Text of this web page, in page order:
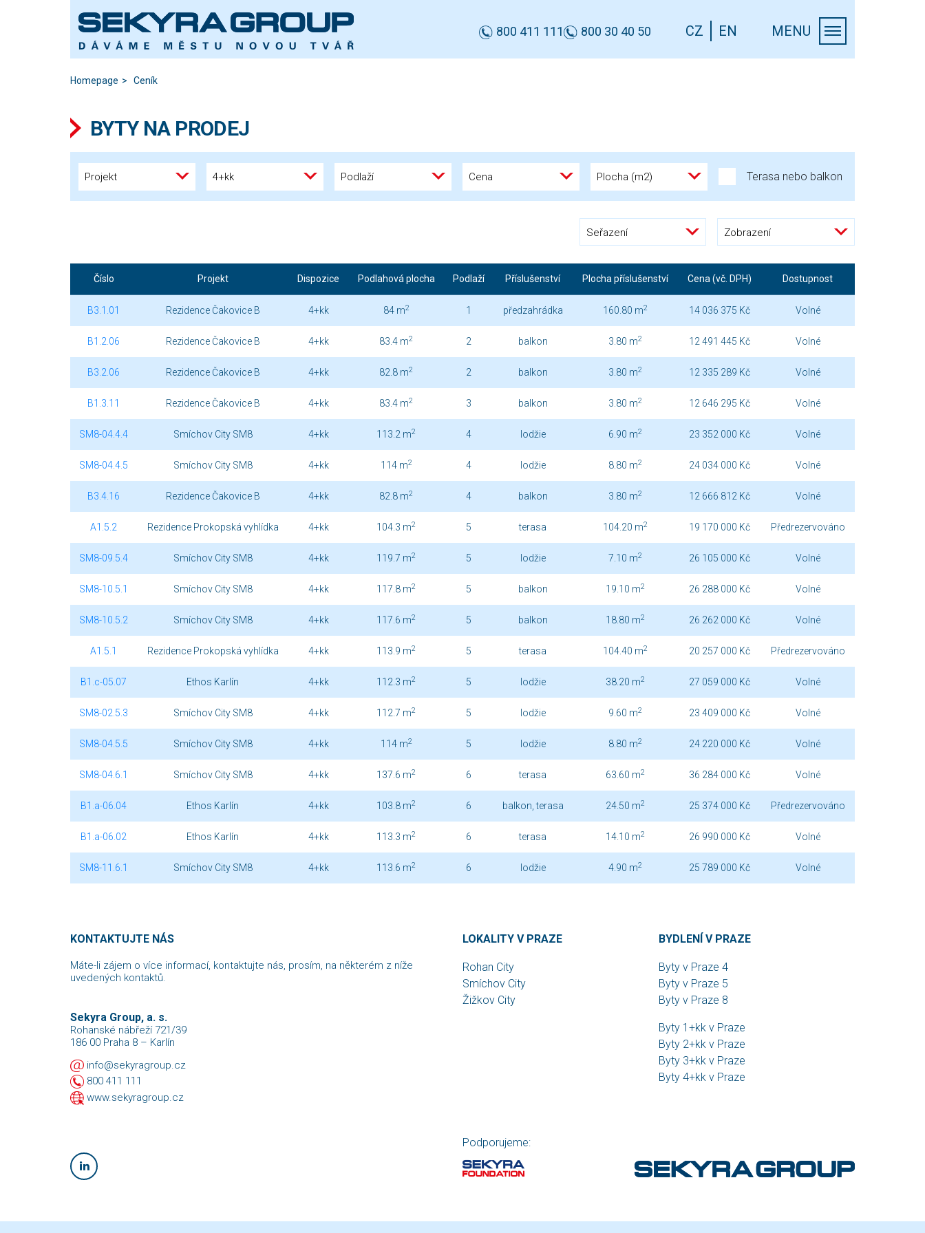
800 411 111 800 30 40 50 CZ EN MENU
Homepage Ceník
BYTY NA PRODEJ
Projekt 4+kk Podlaží Cena Plocha (m2) Terasa nebo balkon
Seřazení Zobrazení
Číslo Projekt Dispozice Podlahová plocha Podlaží Příslušenství Plocha příslušenství Cena (vč. DPH) Dostupnost
B3.1.01 Rezidence Čakovice B 4+kk 84 m2 1 předzahrádka 160.80 m2 14 036 375 Kč Volné
B1.2.06 Rezidence Čakovice B 4+kk 83.4 m2 2 balkon 3.80 m2 12 491 445 Kč Volné
B3.2.06 Rezidence Čakovice B 4+kk 82.8 m2 2 balkon 3.80 m2 12 335 289 Kč Volné
B1.3.11 Rezidence Čakovice B 4+kk 83.4 m2 3 balkon 3.80 m2 12 646 295 Kč Volné
SM8-04.4.4 Smíchov City SM8 4+kk 113.2 m2 4 lodžie 6.90 m2 23 352 000 Kč Volné
SM8-04.4.5 Smíchov City SM8 4+kk 114 m2 4 lodžie 8.80 m2 24 034 000 Kč Volné
B3.4.16 Rezidence Čakovice B 4+kk 82.8 m2 4 balkon 3.80 m2 12 666 812 Kč Volné
A1.5.2 Rezidence Prokopská vyhlídka 4+kk 104.3 m2 5 terasa 104.20 m2 19 170 000 Kč Předrezervováno
SM8-09.5.4 Smíchov City SM8 4+kk 119.7 m2 5 lodžie 7.10 m2 26 105 000 Kč Volné
SM8-10.5.1 Smíchov City SM8 4+kk 117.8 m2 5 balkon 19.10 m2 26 288 000 Kč Volné
SM8-10.5.2 Smíchov City SM8 4+kk 117.6 m2 5 balkon 18.80 m2 26 262 000 Kč Volné
A1.5.1 Rezidence Prokopská vyhlídka 4+kk 113.9 m2 5 terasa 104.40 m2 20 257 000 Kč Předrezervováno
B1.c-05.07 Ethos Karlín 4+kk 112.3 m2 5 lodžie 38.20 m2 27 059 000 Kč Volné
SM8-02.5.3 Smíchov City SM8 4+kk 112.7 m2 5 lodžie 9.60 m2 23 409 000 Kč Volné
SM8-04.5.5 Smíchov City SM8 4+kk 114 m2 5 lodžie 8.80 m2 24 220 000 Kč Volné
SM8-04.6.1 Smíchov City SM8 4+kk 137.6 m2 6 terasa 63.60 m2 36 284 000 Kč Volné
B1.a-06.04 Ethos Karlín 4+kk 103.8 m2 6 balkon, terasa 24.50 m2 25 374 000 Kč Předrezervováno
B1.a-06.02 Ethos Karlín 4+kk 113.3 m2 6 terasa 14.10 m2 26 990 000 Kč Volné
SM8-11.6.1 Smíchov City SM8 4+kk 113.6 m2 6 lodžie 4.90 m2 25 789 000 Kč Volné
KONTAKTUJTE NÁS
Máte-li zájem o více informací, kontaktujte nás, prosím, na některém z níže
uvedených kontaktů.
Sekyra Group, a. s.
Rohanské nábřeží 721/39
186 00 Praha 8 – Karlín
info@sekyragroup.cz
800 411 111
www.sekyragroup.cz
LOKALITY V PRAZE
Rohan City
Smíchov City
Žižkov City
BYDLENÍ V PRAZE
Byty v Praze 4
Byty v Praze 5
Byty v Praze 8
Byty 1+kk v Praze
Byty 2+kk v Praze
Byty 3+kk v Praze
Byty 4+kk v Praze
Podporujeme: